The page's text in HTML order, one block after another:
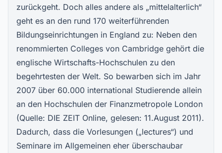
zurückgeht. Doch alles andere als „mittelalterlich“
geht es an den rund 170 weiterführenden
Bildungseinrichtungen in England zu: Neben den
renommierten Colleges von Cambridge gehört die
englische Wirtschafts-Hochschulen zu den
begehrtesten der Welt. So bewarben sich im Jahr
2007 über 60.000 international Studierende allein
an den Hochschulen der Finanzmetropole London
(Quelle: DIE ZEIT Online, gelesen: 11.August 2011).
Dadurch, dass die Vorlesungen („lectures“) und
Seminare im Allgemeinen eher überschaubar